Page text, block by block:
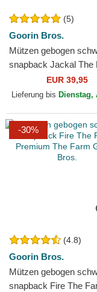
(5)
Goorin Bros.
Mützen gebogen
snapback Jackal The
Premium The Farm
Bros.
EUR 39,95
Lieferung bis Dienstag,
-30%
(4.8)
Goorin Bros.
Mützen gebogen
snapback Fire The